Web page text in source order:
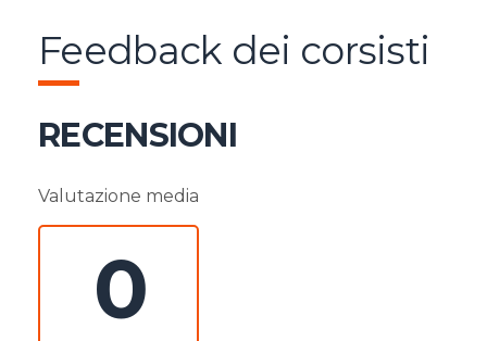
Feedback dei corsisti
RECENSIONI
Valutazione media
0